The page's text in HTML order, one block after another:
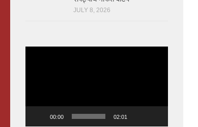
JULY 8, 2026
00:00 02:01